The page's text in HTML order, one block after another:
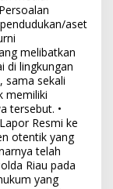
aset
melibatkan
di lingkungan
sama sekali
memiliki
tersebut. •
Resmi ke
otentik yang
telah
Riau pada
yang